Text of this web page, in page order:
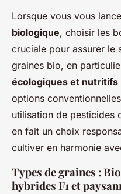
Lorsque vous vous
biologique, choisir les
cruciale pour assurer le
graines bio, en
écologiques et nutritifs
options
utilisation de pesticides
en fait un choix
cultiver en harmonie
Types de graines :
hybrides F1 et